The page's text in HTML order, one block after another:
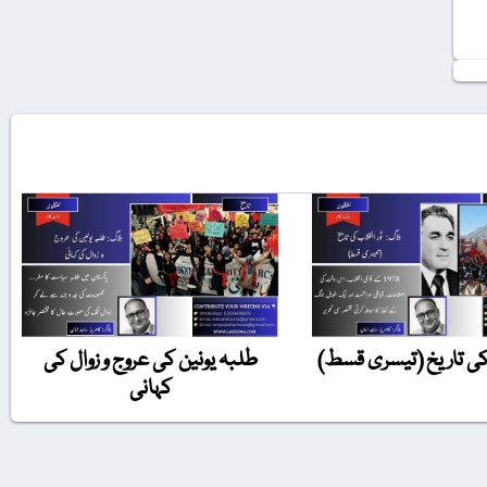
کی تاریخ (تیسری قسط)
طلبہ یونین کی عروج و زوال کی
کہانی